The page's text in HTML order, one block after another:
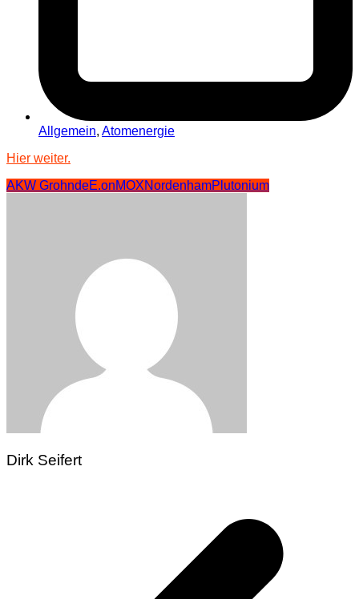
Allgemein, Atomenergie
Hier weiter.
AKW GrohndeE.onMOXNordenhamPlutonium
Dirk Seifert